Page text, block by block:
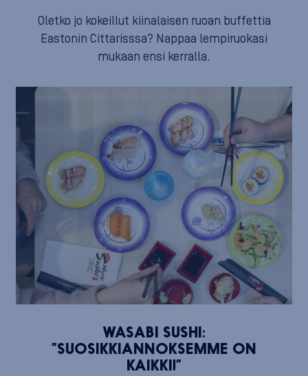
Oletko jo kokeillut kiinalaisen ruoan buffettia
Eastonin Cittarisssa? Nappaa lempiruokasi
mukaan ensi kerralla.
WASABI SUSHI:
”SUOSIKKIANNOKSEMME ON
KAIKKI!”